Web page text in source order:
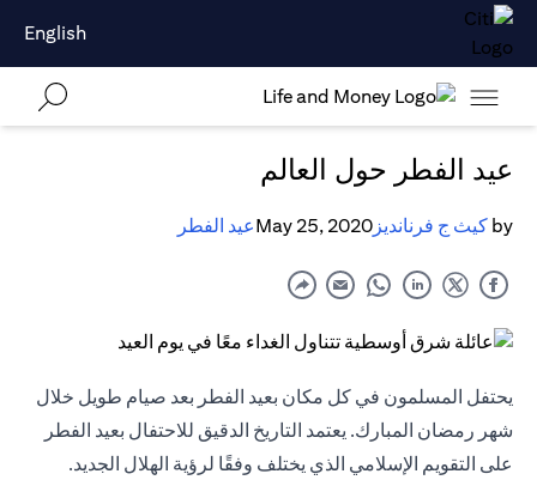
English
عيد الفطر حول العالم
by كيث ج فرنانديز May 25, 2020عيد الفطر
يحتفل المسلمون في كل مكان بعيد الفطر بعد صيام طويل خلال
شهر رمضان المبارك. يعتمد التاريخ الدقيق للاحتفال بعيد الفطر
على التقويم الإسلامي الذي يختلف وفقًا لرؤية الهلال الجديد.